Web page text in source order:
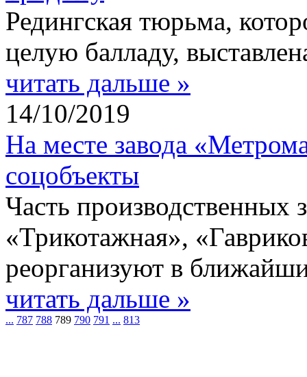
Редингская тюрьма,
целую балладу,
читать дальше »
14/10/2019
На месте завода
соцобъекты
Часть
«Трикотажная»,
реорганизуют в
читать дальше »
... 787 788 789 790 791 ... 813